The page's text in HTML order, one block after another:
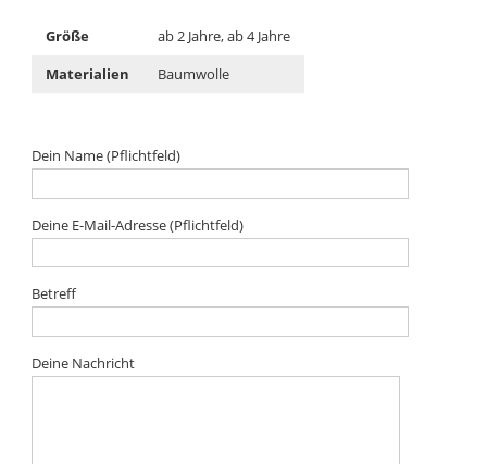
Größe
ab 2 Jahre, ab 4 Jahre
Materialien
Baumwolle
Dein Name (Pflichtfeld)
Deine E-Mail-Adresse (Pflichtfeld)
Betreff
Deine Nachricht